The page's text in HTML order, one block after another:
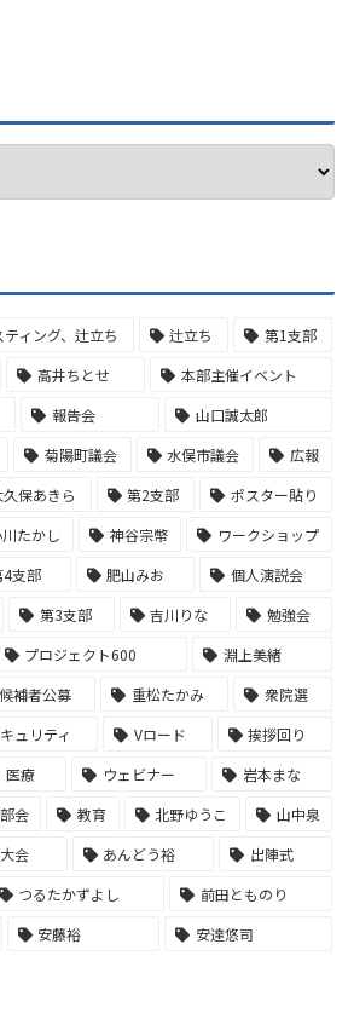
ティング、辻立ち 辻立ち
第1支部
高井ちとせ
本部主催イベント
報告会
山口誠太郎
菊陽町議会 水俣市議会
広報
久保あきら 第2支部
ポスター貼り
たかし 神谷宗幣
ワークショップ
4支部 肥山みお
個人演説会
第3支部 吉川りな
勉強会
プロジェクト600
淵上美緒
候補者公募 重松たかみ
衆院選
ュリティ Vロード
挨拶回り
医療 ウェビナー
岩本まな
会 教育 北野ゆうこ
山中泉
会 あんどう裕
出陣式
つるたかずよし
前田とものり
安藤裕 安達悠司